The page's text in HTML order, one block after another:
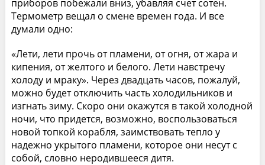
приборов побежали вниз, убавляя счет сотен.
Термометр вещал о смене времен года. И все
думали одно:
«Лети, лети прочь от пламени, от огня, от жара и
кипения, от желтого и белого. Лети навстречу
холоду и мраку». Через двадцать часов, пожалуй,
можно будет отключить часть холодильников и
изгнать зиму. Скоро они окажутся в такой холодной
ночи, что придется, возможно, воспользоваться
новой топкой корабля, заимствовать тепло у
надежно укрытого пламени, которое они несут с
собой, словно неродившееся дитя.